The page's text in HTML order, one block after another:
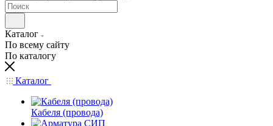
Каталог
По всему сайту
По каталогу
Каталог
Кабеля (провода)